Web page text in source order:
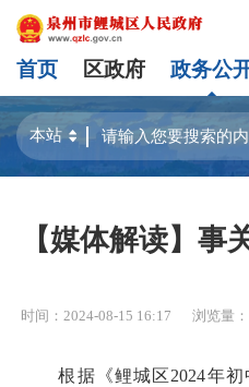
首页 区政府 政务公
【媒体解读】事
时间：2024-08-15 16:17 浏览量：
根据《鲤城区2024年初